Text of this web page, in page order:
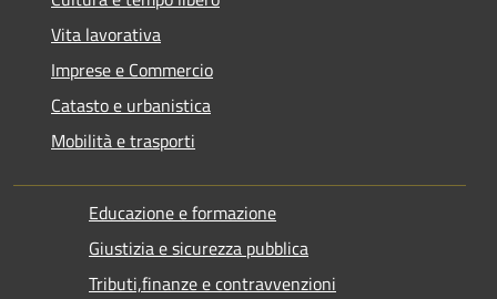
Vita lavorativa
Imprese e Commercio
Catasto e urbanistica
Mobilità e trasporti
Educazione e formazione
Giustizia e sicurezza pubblica
Tributi,finanze e contravvenzioni